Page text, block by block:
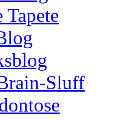
Tapete
Sluff